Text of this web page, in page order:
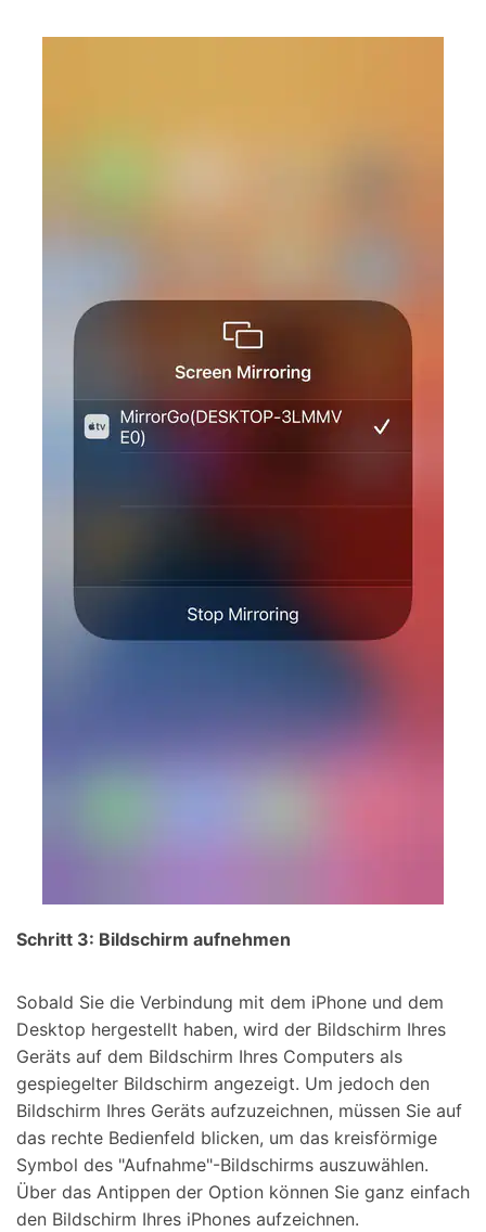
Schritt 3: Bildschirm aufnehmen
Sobald Sie die Verbindung mit dem iPhone und dem
Desktop hergestellt haben, wird der Bildschirm Ihres
Geräts auf dem Bildschirm Ihres Computers als
gespiegelter Bildschirm angezeigt. Um jedoch den
Bildschirm Ihres Geräts aufzuzeichnen, müssen Sie auf
das rechte Bedienfeld blicken, um das kreisförmige
Symbol des "Aufnahme"-Bildschirms auszuwählen.
Über das Antippen der Option können Sie ganz einfach
den Bildschirm Ihres iPhones aufzeichnen.